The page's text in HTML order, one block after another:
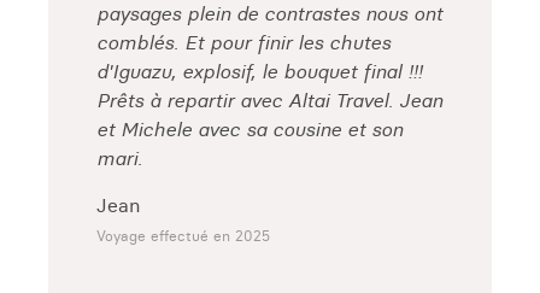
paysages plein de contrastes nous ont
comblés. Et pour finir les chutes
d'Iguazu, explosif, le bouquet final !!!
Prêts à repartir avec Altai Travel. Jean
et Michele avec sa cousine et son
mari.
Jean
Voyage effectué en 2025